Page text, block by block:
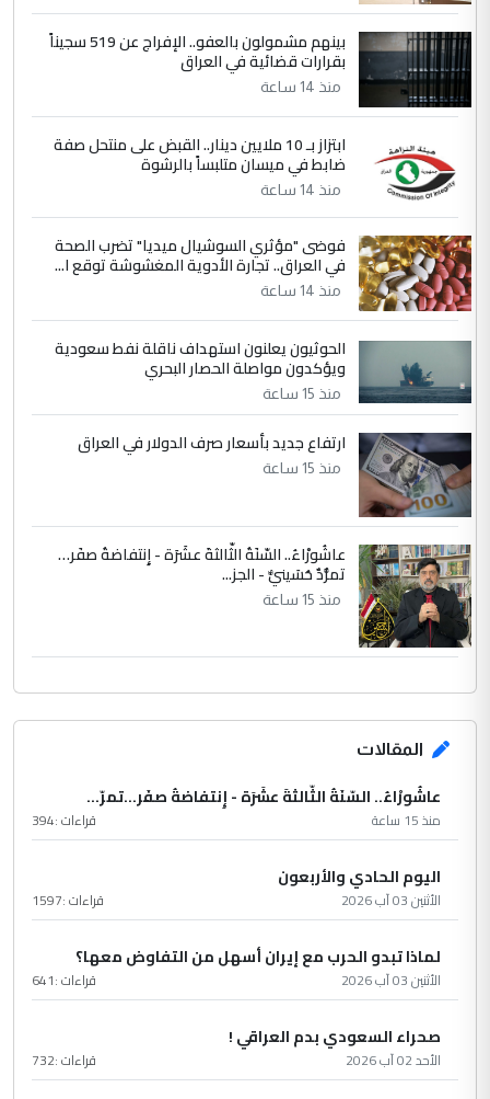
وثروات البلد يعتمد على الكفاءة ...
الموضوع :
بين الإهمال واغتصاب الأرض.. بلاد
الرافدين تعاني الجفاف والتصحر!!
التعليق : هذه الزيارة تنفع لبنان، دون الشعب
العراقي، الذي احترق بحر الصيف، في حين
حكومة الزيدي ...
الموضوع :
نواف سلام في بغداد.. "الفيول" مقابل
تصدير النفط العراقي
بينهم مشمولون بالعفو.. الإفراج عن 519 سجيناً
بقرارات قضائية في العراق
منذ 14 ساعة
ابتزاز بـ 10 ملايين دينار.. القبض على منتحل صفة
ضابط في ميسان متلبساً بالرشوة
منذ 14 ساعة
فوضى "مؤثري السوشيال ميديا" تضرب الصحة
في العراق.. تجارة الأدوية المغشوشة توقع ا...
منذ 14 ساعة
الحوثيون يعلنون استهداف ناقلة نفط سعودية
ويؤكدون مواصلة الحصار البحري
منذ 15 ساعة
ارتفاع جديد بأسعار صرف الدولار في العراق
منذ 15 ساعة
عاشُورْاءُ.. السّنَةُ الثّالثةَ عشَرَة - إِنتفاضةُ صفَر…
تمرُّدٌ حُسَينيٌّ - الجز...
منذ 15 ساعة
المقالات
عاشُورْاءُ.. السّنَةُ الثّالثةَ عشَرَة - إِنتفاضةُ صفَر…تمرّ...
منذ 15 ساعة قراءات :394
اليوم الحادي والأربعون
الأثنين 03 آب 2026 قراءات :1597
لماذا تبدو الحرب مع إيران أسهل من التفاوض معها؟
الأثنين 03 آب 2026 قراءات :641
صحراء السعودي بدم العراقي !
الأحد 02 آب 2026 قراءات :732